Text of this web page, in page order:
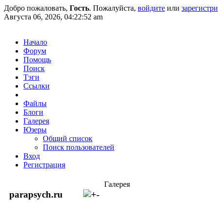
Добро пожаловать, Гость. Пожалуйста, войдите или
Августа 06, 2026, 04:22:52 am
Начало
Форум
Помощь
Поиск
Тэги
Ссылки
Файлы
Блоги
Галерея
Юзеры
Общий список
Поиск пользователей
Вход
Регистрация
parapsych.ru
Галерея